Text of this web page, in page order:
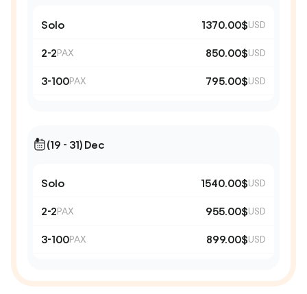
Solo 1370.00$USD
2-2PAX 850.00$USD
3-100PAX 795.00$USD
(19 - 31) Dec
Solo 1540.00$USD
2-2PAX 955.00$USD
3-100PAX 899.00$USD